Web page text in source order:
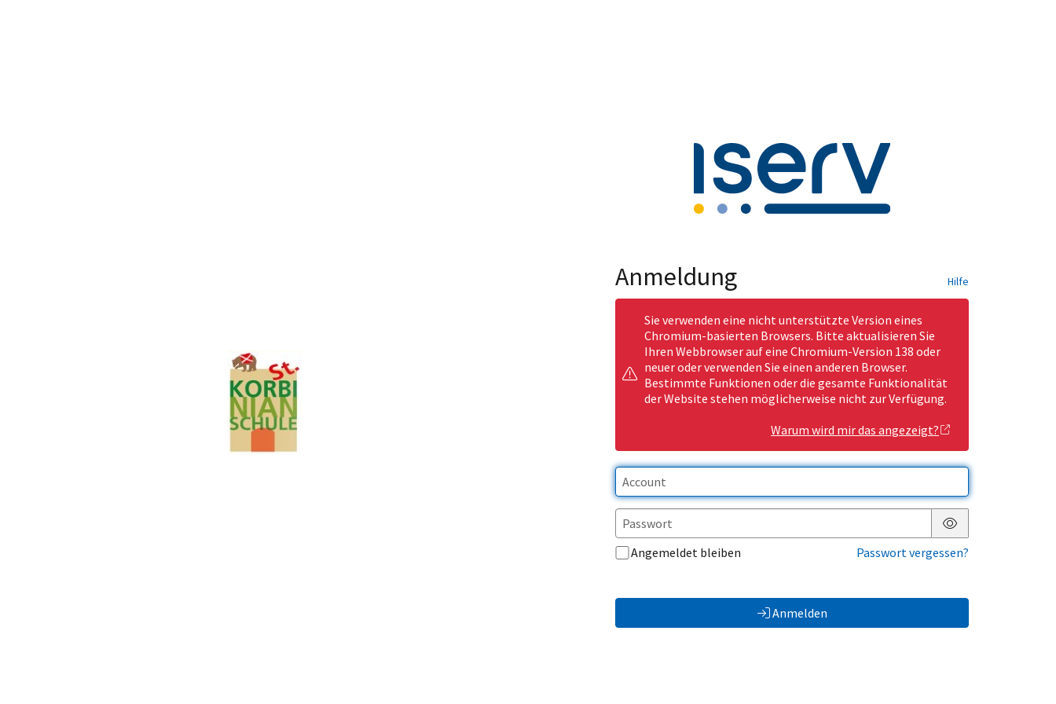
Anmeldung Hilfe
Sie verwenden eine nicht unterstützte Version eines
Chromium-basierten Browsers. Bitte aktualisieren Sie
Ihren Webbrowser auf eine Chromium-Version 138 oder
neuer oder verwenden Sie einen anderen Browser.
Bestimmte Funktionen oder die gesamte Funktionalität
der Website stehen möglicherweise nicht zur Verfügung.
Warum wird mir das angezeigt?
Passwort anzeigen
Angemeldet bleiben
Passwort vergessen?
Anmelden